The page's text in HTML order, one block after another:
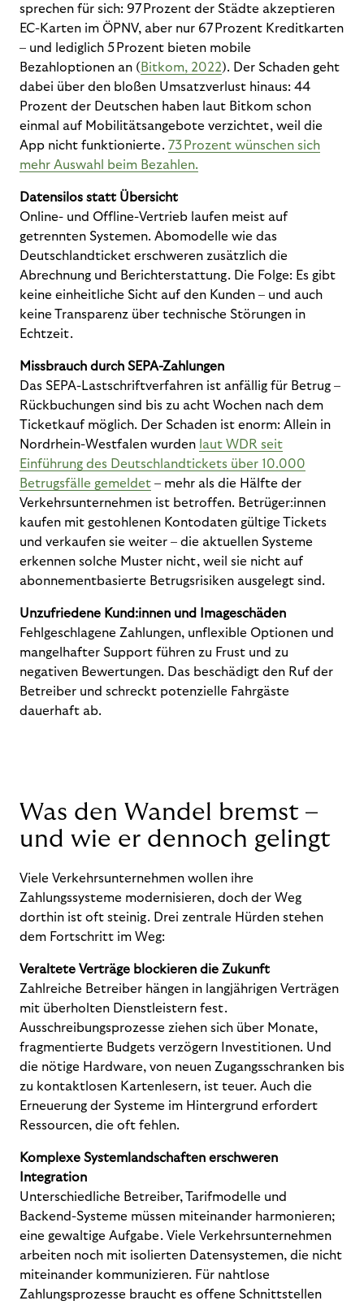
sprechen für sich: 97 Prozent der Städte akzeptieren
EC-Karten im ÖPNV, aber nur 67 Prozent Kreditkarten
– und lediglich 5 Prozent bieten mobile
Bezahloptionen an ( Bitkom, 2022). Der Schaden geht
dabei über den bloßen Umsatzverlust hinaus: 44
Prozent der Deutschen haben laut Bitkom schon
einmal auf Mobilitätsangebote verzichtet, weil die
App nicht funktionierte. 73 Prozent wünschen sich
mehr Auswahl beim Bezahlen.
Datensilos statt Übersicht
Online- und Offline-Vertrieb laufen meist auf
getrennten Systemen. Abomodelle wie das
Deutschlandticket erschweren zusätzlich die
Abrechnung und Berichterstattung. Die Folge: Es gibt
keine einheitliche Sicht auf den Kunden – und auch
keine Transparenz über technische Störungen in
Echtzeit.
Missbrauch durch SEPA-Zahlungen
Das SEPA-Lastschriftverfahren ist anfällig für Betrug –
Rückbuchungen sind bis zu acht Wochen nach dem
Ticketkauf möglich. Der Schaden ist enorm: Allein in
Nordrhein-Westfalen wurden laut WDR seit
Einführung des Deutschlandtickets über 10.000
Betrugsfälle gemeldet – mehr als die Hälfte der
Verkehrsunternehmen ist betroffen. Betrüger:innen
kaufen mit gestohlenen Kontodaten gültige Tickets
und verkaufen sie weiter – die aktuellen Systeme
erkennen solche Muster nicht, weil sie nicht auf
abonnementbasierte Betrugsrisiken ausgelegt sind.
Unzufriedene Kund:innen und Imageschäden
Fehlgeschlagene Zahlungen, unflexible Optionen und
mangelhafter Support führen zu Frust und zu
negativen Bewertungen. Das beschädigt den Ruf der
Betreiber und schreckt potenzielle Fahrgäste
dauerhaft ab.
Was den Wandel bremst –
und wie er dennoch gelingt
Viele Verkehrsunternehmen wollen ihre
Zahlungssysteme modernisieren, doch der Weg
dorthin ist oft steinig. Drei zentrale Hürden stehen
dem Fortschritt im Weg:
Veraltete Verträge blockieren die Zukunft
Zahlreiche Betreiber hängen in langjährigen Verträgen
mit überholten Dienstleistern fest.
Ausschreibungsprozesse ziehen sich über Monate,
fragmentierte Budgets verzögern Investitionen. Und
die nötige Hardware, von neuen Zugangsschranken bis
zu kontaktlosen Kartenlesern, ist teuer. Auch die
Erneuerung der Systeme im Hintergrund erfordert
Ressourcen, die oft fehlen.
Komplexe Systemlandschaften erschweren
Integration
Unterschiedliche Betreiber, Tarifmodelle und
Backend-Systeme müssen miteinander harmonieren;
eine gewaltige Aufgabe. Viele Verkehrsunternehmen
arbeiten noch mit isolierten Datensystemen, die nicht
miteinander kommunizieren. Für nahtlose
Zahlungsprozesse braucht es offene Schnittstellen